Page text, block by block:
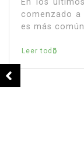
Principal
los